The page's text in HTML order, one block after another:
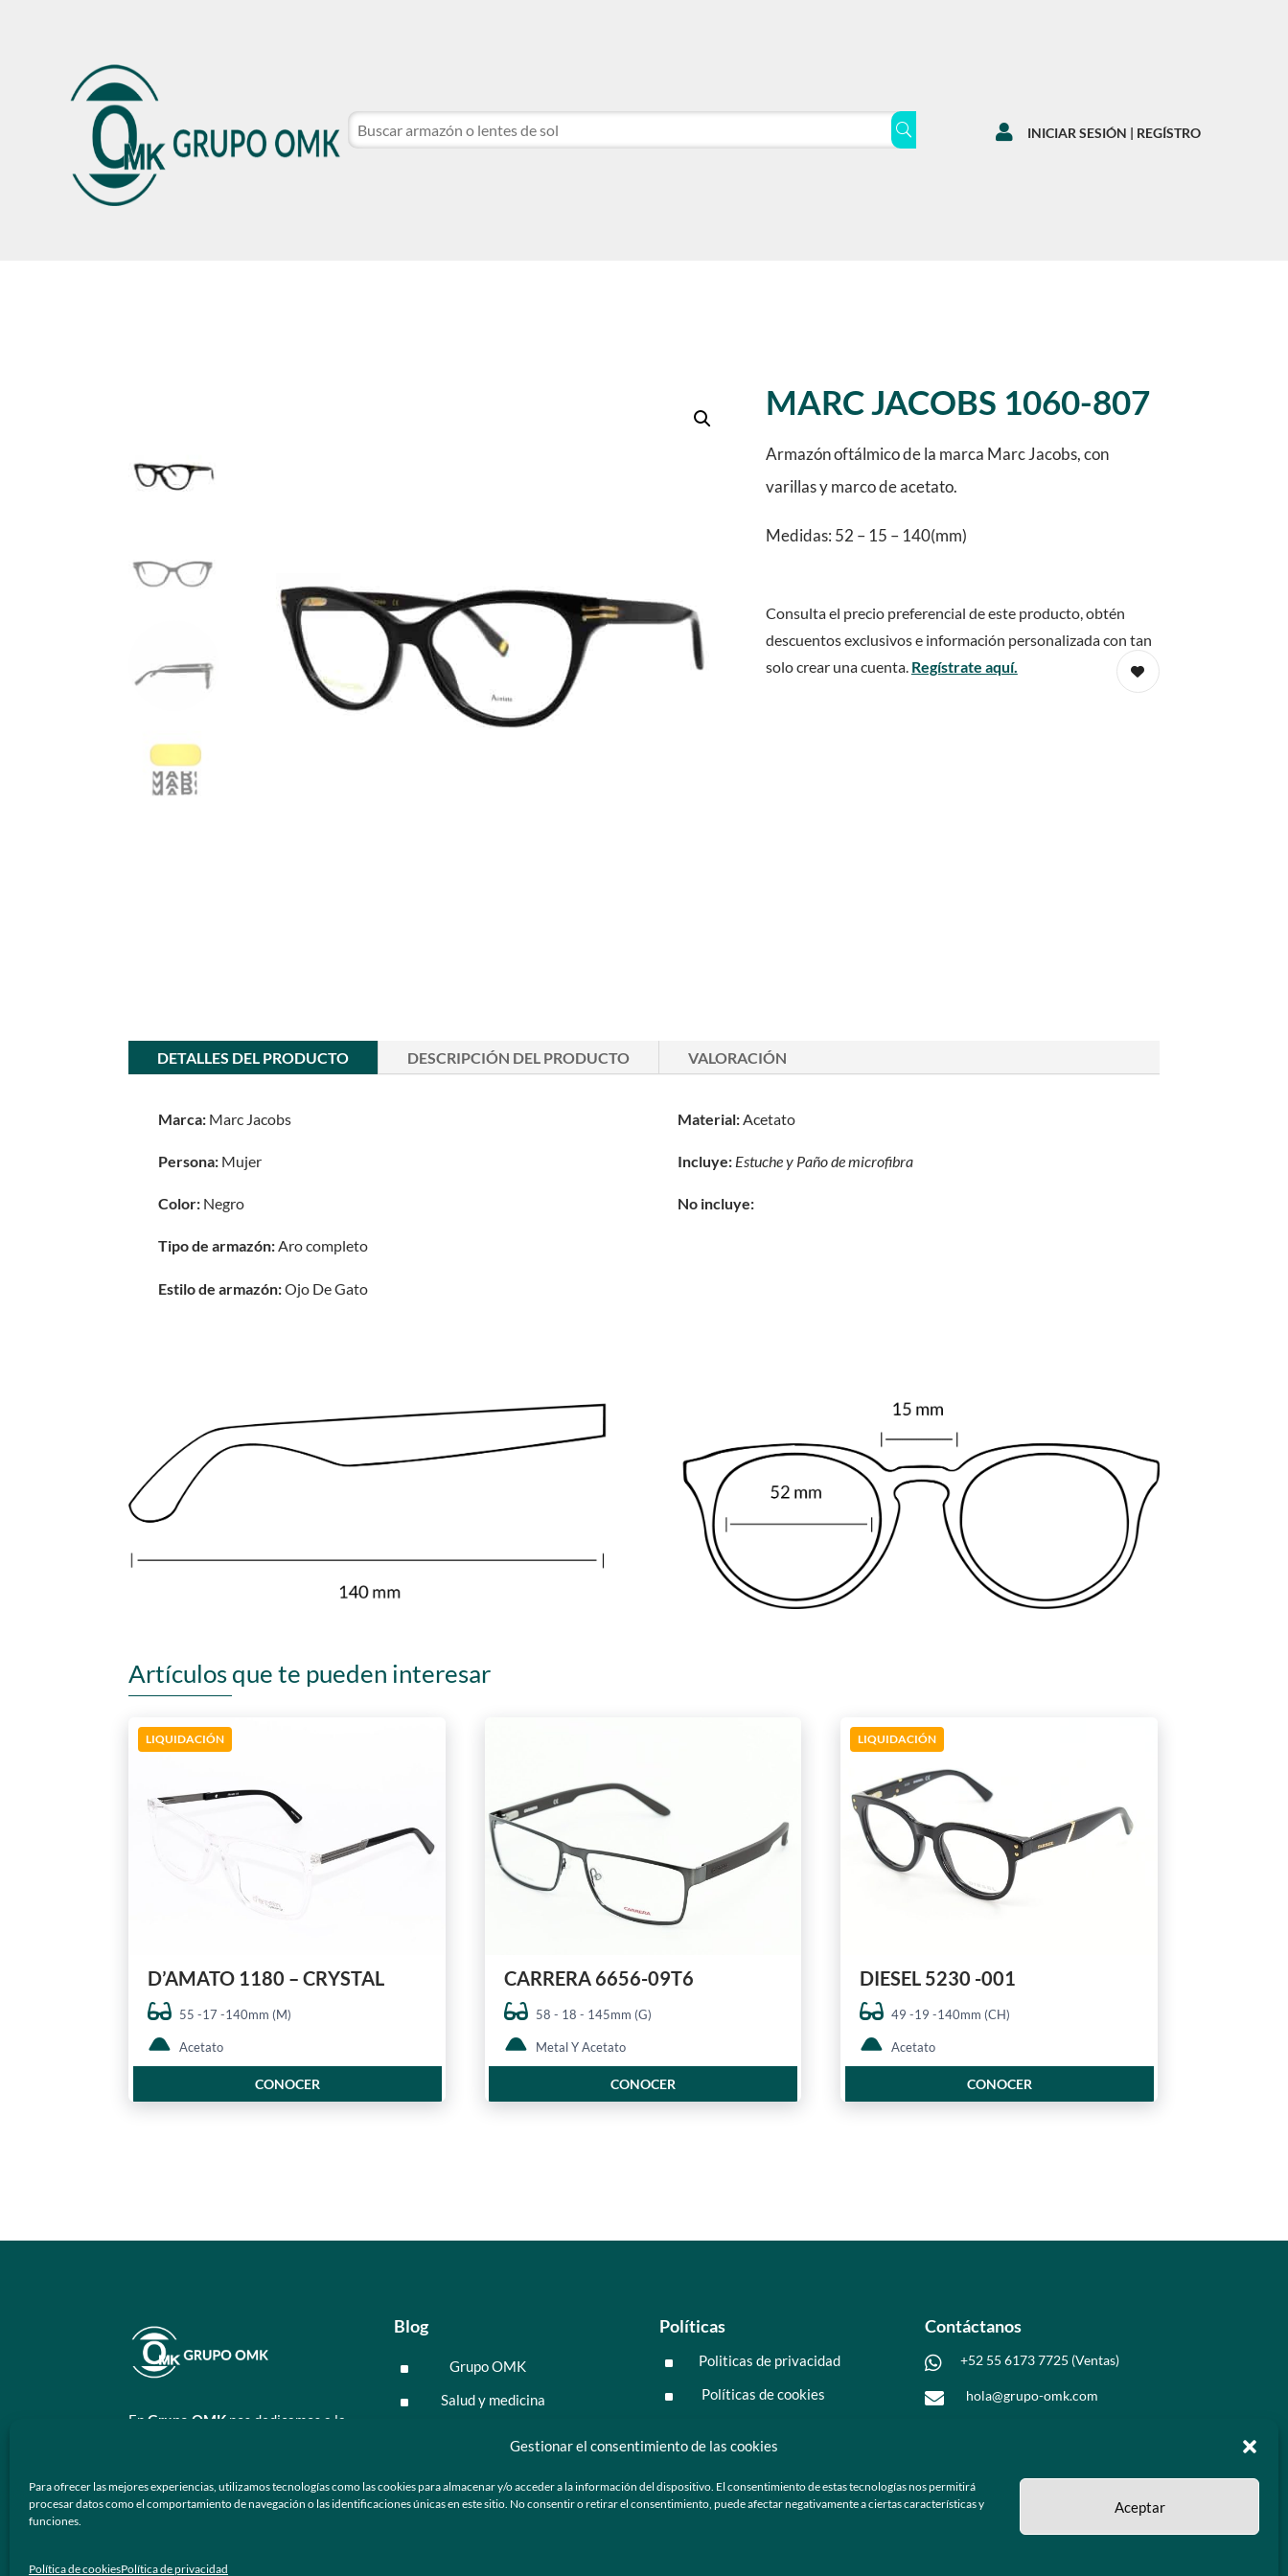
Gestionar el consentimiento de las cookies
Para ofrecer las mejores experiencias, utilizamos tecnologías como las cookies para almacenar y/o acceder a la información del dispositivo. El consentimiento de estas tecnologías nos permitirá
procesar datos como el comportamiento de navegación o las identificaciones únicas en este sitio. No consentir o retirar el consentimiento, puede afectar negativamente a ciertas características y
funciones.
Aceptar
Política de cookiesPolítica de privacidad
 INICIAR SESIÓN | REGÍSTRO
CATÁLOGO DE MARCAS
MARC JACOBS 1060-807
Armazón oftálmico de la marca Marc Jacobs, con
varillas y marco de acetato.
Medidas: 52 – 15 – 140(mm)
Consulta el precio preferencial de este producto, obtén
descuentos exclusivos e información personalizada con tan
solo crear una cuenta. Regístrate aquí.
DETALLES DEL PRODUCTO DESCRIPCIÓN DEL PRODUCTO VALORACIÓN
Marca: Marc Jacobs Material: Acetato
Persona: Mujer Incluye: Estuche y Paño de microfibra
Color: Negro No incluye:
Tipo de armazón: Aro completo
Estilo de armazón:Ojo De Gato
Artículos que te pueden interesar
LIQUIDACIÓN
D’AMATO 1180 – CRYSTAL
55 -17 -140mm (M)
Acetato
CONOCER
CARRERA 6656-09T6
58 - 18 - 145mm (G)
Metal Y Acetato
CONOCER
LIQUIDACIÓN
DIESEL 5230 -001
49 -19 -140mm (CH)
Acetato
CONOCER
EnGrupo OMK nos dedicamos a la
prestigio a los negocios ópticos en
México.
Síguenos
Blog
^ Grupo OMK
^ Salud y medicina
Políticas
^ Politicas de privacidad
^ Políticas de cookies
Contáctanos
 +52 55 6173 7725 (Ventas)
 hola@grupo-omk.com